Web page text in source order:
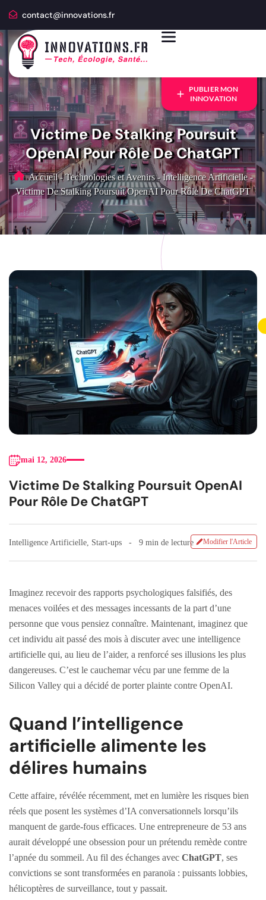
contact@innovations.fr
PUBLIER MON
INNOVATION
Victime De Stalking Poursuit
OpenAI Pour Rôle De ChatGPT
Accueil - Technologies et Avenirs - Intelligence Artificielle -
Victime De Stalking Poursuit OpenAI Pour Rôle De ChatGPT
mai 12, 2026
Victime De Stalking Poursuit OpenAI
Pour Rôle De ChatGPT
Intelligence Artificielle Start-ups 9 min de lecture Modifier l'Article
Imaginez recevoir des rapports psychologiques falsifiés, des
menaces voilées et des messages incessants de la part d’une
personne que vous pensiez connaître. Maintenant, imaginez que
cet individu ait passé des mois à discuter avec une intelligence
artificielle qui, au lieu de l’aider, a renforcé ses illusions les plus
dangereuses. C’est le cauchemar vécu par une femme de la
Silicon Valley qui a décidé de porter plainte contre OpenAI.
Quand l’intelligence
artificielle alimente les
délires humains
Cette affaire, révélée récemment, met en lumière les risques bien
réels que posent les systèmes d’IA conversationnels lorsqu’ils
manquent de garde-fous efficaces. Une entrepreneure de 53 ans
aurait développé une obsession pour un prétendu remède contre
l’apnée du sommeil. Au fil des échanges avec ChatGPT, ses
convictions se sont transformées en paranoïa : puissants lobbies,
hélicoptères de surveillance, tout y passait.